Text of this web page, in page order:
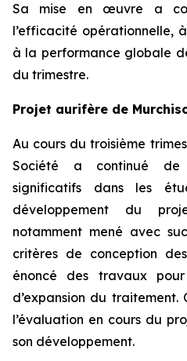
Sa mise en œuvre a
l’efficacité opérationnelle,
à la performance globale
du trimestre.
Projet aurifère de
Au cours du troisième
Société a continué de
significatifs dans les
développement du
notamment mené avec
critères de conception
énoncé des travaux
d’expansion du traitement.
l’évaluation en cours du
son développement.